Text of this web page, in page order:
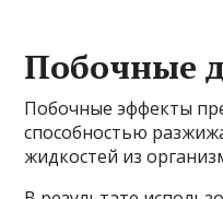
Побочные
Побочные эффекты
способностью
жидкостей из